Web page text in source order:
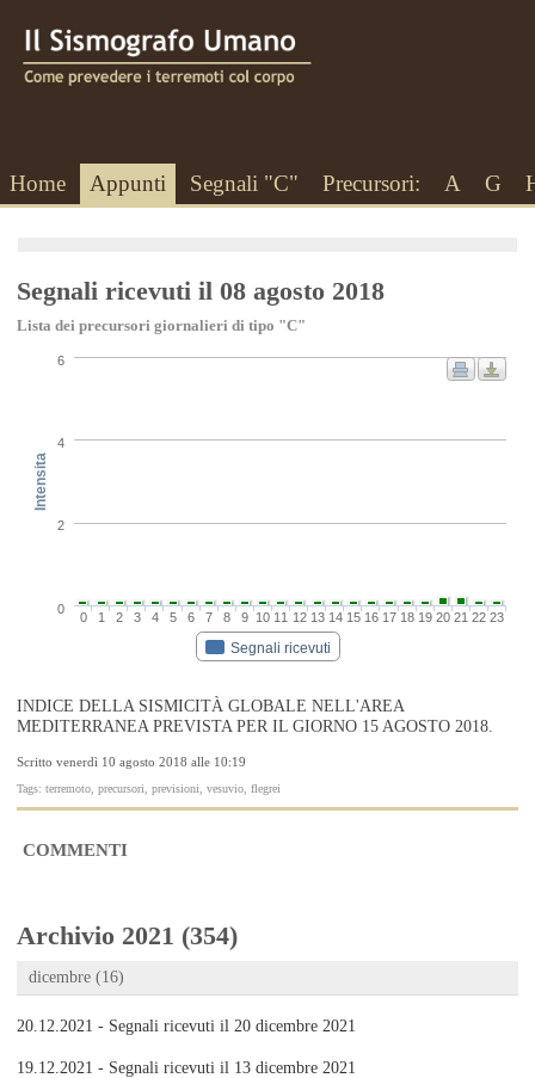
Home Appunti Segnali "C" Precursori: A G
Segnali ricevuti il 08 agosto 2018
Lista dei precursori giornalieri di tipo "C"
Intensita
Segnali ricevuti
0 1 2 3 4 5 6 7 8 9 10 11 12 13 14 15 16 17 18 19 20 21 22 23
0
2
4
6
INDICE DELLA SISMICITÀ GLOBALE NELL'AREA
MEDITERRANEA PREVISTA PER IL GIORNO 15 AGOSTO 2018.
Scritto venerdì 10 agosto 2018 alle 10:19
Tags: terremoto, precursori, previsioni, vesuvio, flegrei
COMMENTI
Archivio 2021 (354)
dicembre (16)
20.12.2021 - Segnali ricevuti il 20 dicembre 2021
19.12.2021 - Segnali ricevuti il 13 dicembre 2021